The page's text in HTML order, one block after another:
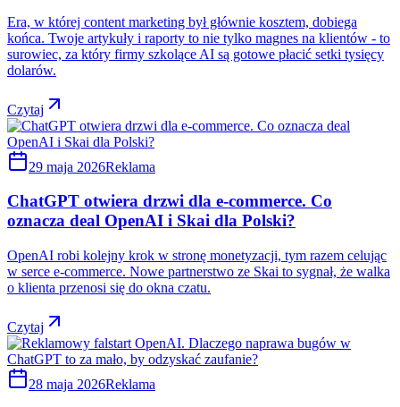
Era, w której content marketing był głównie kosztem, dobiega
końca. Twoje artykuły i raporty to nie tylko magnes na klientów - to
surowiec, za który firmy szkolące AI są gotowe płacić setki tysięcy
dolarów.
Czytaj
29 maja 2026Reklama
ChatGPT otwiera drzwi dla e-commerce. Co
oznacza deal OpenAI i Skai dla Polski?
OpenAI robi kolejny krok w stronę monetyzacji, tym razem celując
w serce e-commerce. Nowe partnerstwo ze Skai to sygnał, że walka
o klienta przenosi się do okna czatu.
Czytaj
28 maja 2026Reklama